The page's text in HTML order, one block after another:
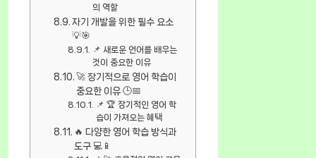
의 역할
자기 개발을 위한 필수 요소
💡🎯
📌 새로운 언어를 배우는
것이 중요한 이유
🚀 장기적으로 영어 학습이
중요한 이유 🕒📅
📌 🏆 장기적인 영어 학
습이 가져오는 혜택
🔥 다양한 영어 학습 방식과
도구 💻📱